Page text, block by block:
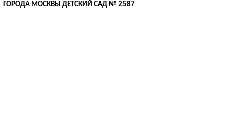
ГОРОДА МОСКВЫ ДЕТСКИЙ САД № 2587